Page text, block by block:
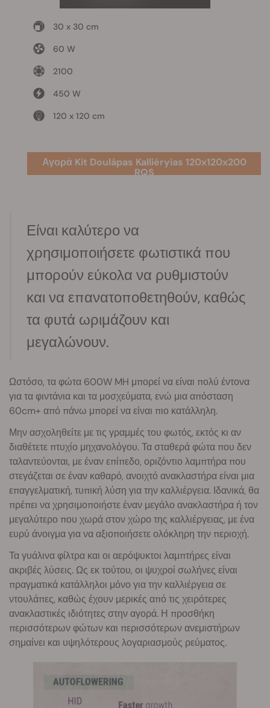
30 x 30 cm
60 W
2100
450 W
120 x 120 cm
Αγορά Kit Doulápas Kalliéryias 120x120x200
RQS
Είναι καλύτερο να
χρησιμοποιήσετε φωτιστικά που
μπορούν εύκολα να ρυθμιστούν
και να επανατοποθετηθούν, καθώς
τα φυτά ωριμάζουν και
μεγαλώνουν.
Ωστόσο, τα φώτα 600W MH μπορεί να είναι πολύ έντονα
για τα φιντάνια και τα μοσχεύματα, ενώ μια απόσταση
60cm+ από πάνω μπορεί να είναι πιο κατάλληλη.
Μην ασχοληθείτε με τις γραμμές του φωτός, εκτός κι αν
διαθέτετε πτυχίο μηχανολόγου. Τα σταθερά φώτα που δεν
ταλαντεύονται, με έναν επίπεδο, οριζόντιο λαμπτήρα που
στεγάζεται σε έναν καθαρό, ανοιχτό ανακλαστήρα είναι μια
επαγγελματική, τυπική λύση για την καλλιέργεια. Ιδανικά, θα
πρέπει να χρησιμοποιήστε έναν μεγάλο ανακλαστήρα ή τον
μεγαλύτερο που χωρά στον χώρο της καλλιέργειας, με ένα
ευρύ άνοιγμα για να αξιοποιήσετε ολόκληρη την περιοχή.
Τα γυάλινα φίλτρα και οι αερόψυκτοι λαμπτήρες είναι
ακριβές λύσεις. Ως εκ τούτου, οι ψυχροί σωλήνες είναι
πραγματικά κατάλληλοι μόνο για την καλλιέργεια σε
ντουλάπες, καθώς έχουν μερικές από τις χειρότερες
ανακλαστικές ιδιότητες στην αγορά. Η προσθήκη
περισσότερων φώτων και περισσότερων ανεμιστήρων
σημαίνει και υψηλότερους λογαριασμούς ρεύματος.